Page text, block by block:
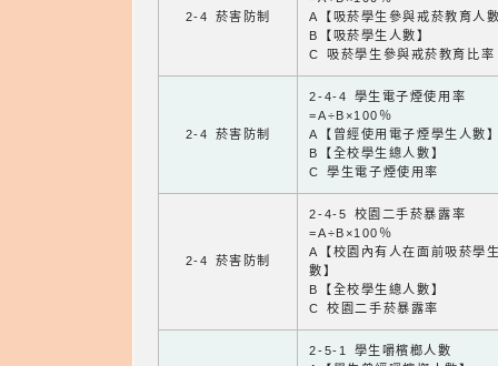
2-4 菸害防制
A【吸菸學生參與戒菸教育人
B【吸菸學生人數】
C 吸菸學生參與戒菸教育比率
2-4 菸害防制
2-4-4 學生電子煙使用率
=A÷B×100％
A【曾經使用電子煙學生人數
B【全校學生總人數】
C 學生電子煙使用率
2-4 菸害防制
2-4-5 校園二手菸暴露率
=A÷B×100％
A【校園內有人在面前吸菸學
數】
B【全校學生總人數】
C 校園二手菸暴露率
2-5-1 學生嚼檳榔人數